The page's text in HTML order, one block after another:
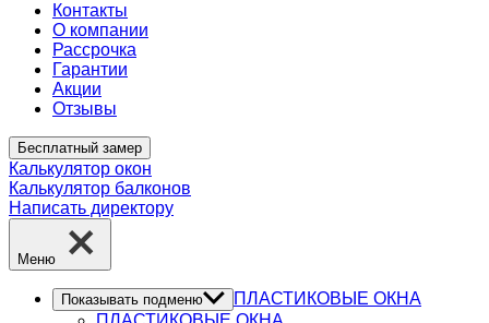
Контакты
О компании
Рассрочка
Гарантии
Акции
Отзывы
Бесплатный замер
Калькулятор окон
Калькулятор балконов
Написать директору
Меню
Показывать подменю
ПЛАСТИКОВЫЕ ОКНА